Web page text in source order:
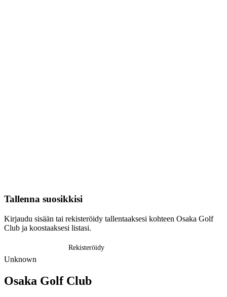
Tallenna suosikkisi
Kirjaudu sisään tai rekisteröidy tallentaaksesi kohteen Osaka Golf
Club ja koostaaksesi listasi.
Rekisteröidy
Unknown
Osaka Golf Club